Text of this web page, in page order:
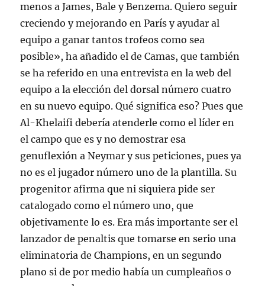
menos a James, Bale y Benzema. Quiero seguir
creciendo y mejorando en París y ayudar al
equipo a ganar tantos trofeos como sea
posible», ha añadido el de Camas, que también
se ha referido en una entrevista en la web del
equipo a la elección del dorsal número cuatro
en su nuevo equipo. Qué significa eso? Pues que
Al-Khelaifi debería atenderle como el líder en
el campo que es y no demostrar esa
genuflexión a Neymar y sus peticiones, pues ya
no es el jugador número uno de la plantilla. Su
progenitor afirma que ni siquiera pide ser
catalogado como el número uno, que
objetivamente lo es. Era más importante ser el
lanzador de penaltis que tomarse en serio una
eliminatoria de Champions, en un segundo
plano si de por medio había un cumpleaños o